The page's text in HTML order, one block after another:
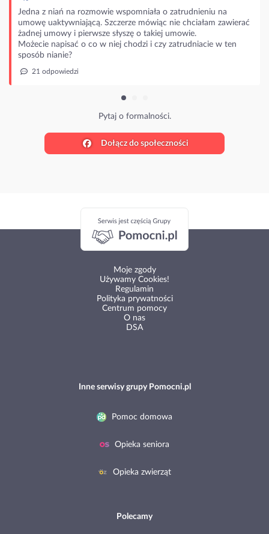
o zatrudnieniu na
mówiąc nie chciałam zawierać
o takiej umowie.
chodzi i czy zatrudniacie w ten
Dołącz do społeczności
Moje zgody
Używamy Cookies!
Regulamin
Polityka prywatności
Centrum pomocy
O nas
DSA
Inne serwisy grupy Pomocni.pl
Pomoc domowa
Opieka seniora
Opieka zwierząt
Polecamy